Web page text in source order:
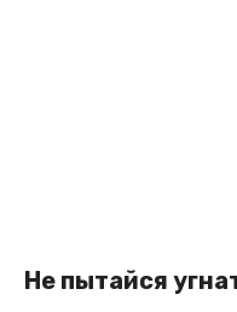
Не пытайся